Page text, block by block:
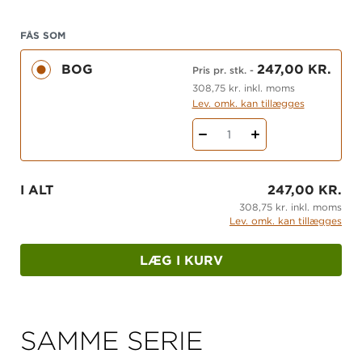
FÅS SOM
BOG Pris pr. stk.- 247,00 KR.
308,75 kr. inkl. moms
Lev. omk. kan tillægges
1
I ALT 247,00 KR.
308,75 kr. inkl. moms
Lev. omk. kan tillægges
LÆG I KURV
SAMME SERIE